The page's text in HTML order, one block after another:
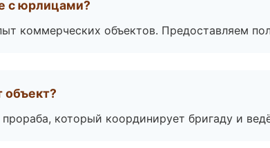
с юрлицами?
коммерческих объектов. Предоставляем
объект?
который координирует бригаду и